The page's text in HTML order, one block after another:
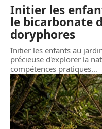
Initier les
le bicarbonate
doryphores
Initier les enfants au
précieuse d'explorer la
compétences pratiques…